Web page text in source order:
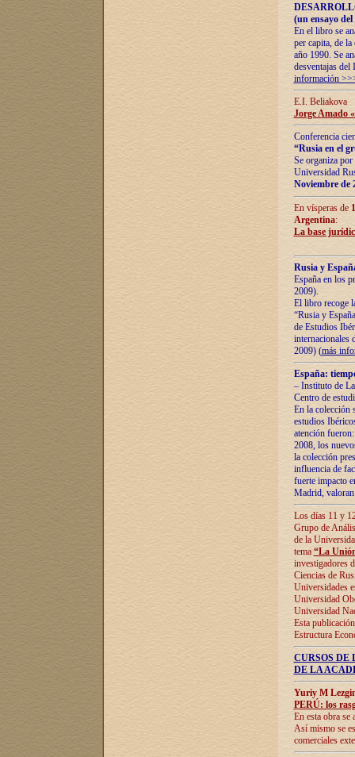
(un ensayo
En el libro se
per capita, de
año 1990. Se
desventajas
información
E.I. Beliakova
Jorge Amado
Conferencia
“Rusia en el
Se organiza
Universidad
Noviembre de
En vísperas de
Argentina:
La base
Rusia y
España en los
2009).
El libro recoge
“Rusia y
de Estudios
internacionales
2009) (más
España:
– Instituto de
Centro de
En la colección
estudios
atención
2008, los
la colección
influencia de
fuerte impacto
Madrid,
Los días 11 y
Grupo de
de la
tema “La
investigadores
Ciencias de
Universidades
Universidad
Universidad
Esta
Estructura
CURSOS
DE LA
Yuriy M
PERÚ: los
En esta obra se
Así mismo se
comerciales